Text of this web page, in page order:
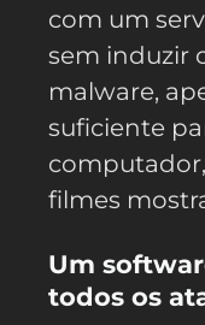
com um
sem induzir
malware,
suficiente
filmes
Um
todos os